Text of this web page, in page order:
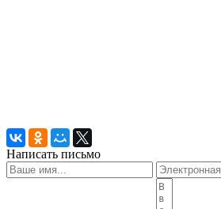
Написать письмо